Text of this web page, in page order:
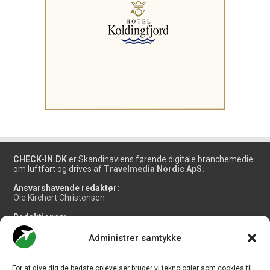
Administrer samtykke
For at give dig de bedste oplevelser bruger vi teknologier som cookies til
CHECK-IN.DK er Skandinaviens førende digitale branchemedie
om luftfart og drives af Travelmedia Nordic ApS.
Ansvarshavende redaktør:
Ole Kirchert Christensen
Redaktionen:
Christian Granhøj Skouboe
Henrik Baumgarten
Danny Longhi Andreasen